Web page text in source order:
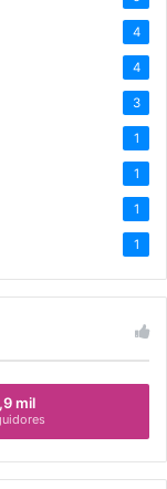
4
4
3
1
1
1
1
mil